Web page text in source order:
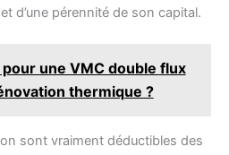
d’une pérennité de son capital.
une VMC double flux
thermique ?
sont vraiment déductibles des